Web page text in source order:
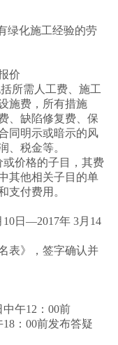
绿化施工经验的劳
价
所需人工费、施工
施费，所有措施
、缺陷修复费、保
同明示或暗示的风
、税金等。
价格的子目，其费
其他相关子目的单
支付费用。
日—2017年 3月14
表》，签字确认并
午12：00前
：00前发布答疑